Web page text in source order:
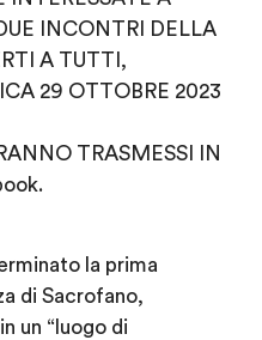
INCONTRI DELLA
A TUTTI,
29 OTTOBRE 2023
TRASMESSI IN
la prima
di Sacrofano,
un “luogo di